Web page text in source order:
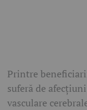
Printre
suferă de
vasculare